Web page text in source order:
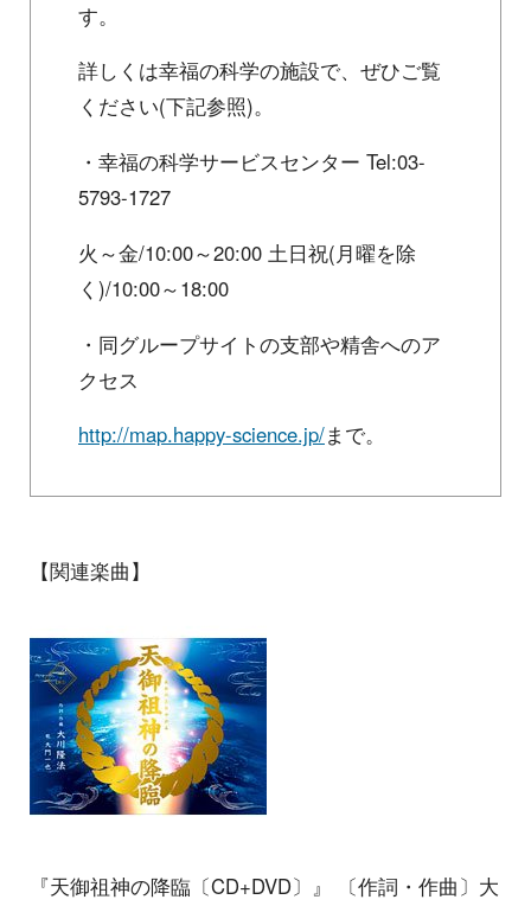
す。
詳しくは幸福の科学の施設で、ぜひご覧
ください(下記参照)。
・幸福の科学サービスセンター Tel:03-
5793-1727
火～金/10:00～20:00 土日祝(月曜を除
く)/10:00～18:00
・同グループサイトの支部や精舎へのア
クセス
http://map.happy-science.jp/まで。
【関連楽曲】
『天御祖神の降臨〔CD+DVD〕』 〔作詞・作曲〕大